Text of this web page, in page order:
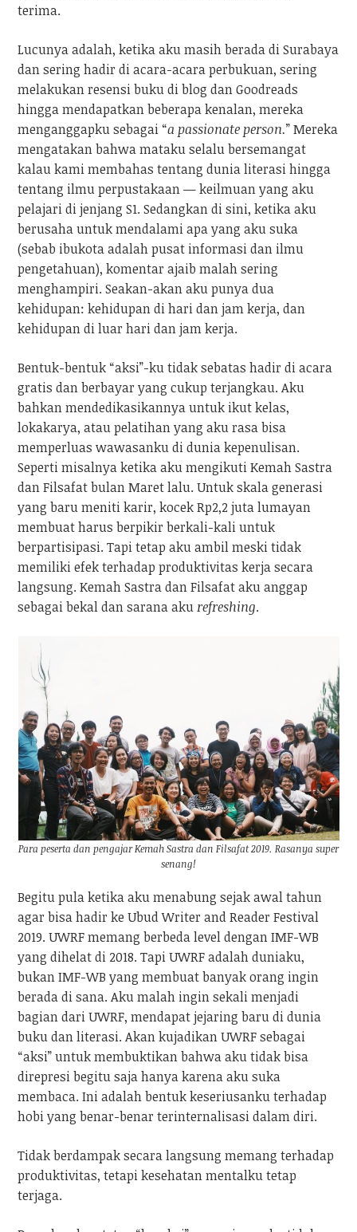
terima.
Lucunya adalah, ketika aku masih berada di Surabaya
dan sering hadir di acara-acara perbukuan, sering
melakukan resensi buku di blog dan Goodreads
hingga mendapatkan beberapa kenalan, mereka
menganggapku sebagai “a passionate person.” Mereka
mengatakan bahwa mataku selalu bersemangat
kalau kami membahas tentang dunia literasi hingga
tentang ilmu perpustakaan — keilmuan yang aku
pelajari di jenjang S1. Sedangkan di sini, ketika aku
berusaha untuk mendalami apa yang aku suka
(sebab ibukota adalah pusat informasi dan ilmu
pengetahuan), komentar ajaib malah sering
menghampiri. Seakan-akan aku punya dua
kehidupan: kehidupan di hari dan jam kerja, dan
kehidupan di luar hari dan jam kerja.
Bentuk-bentuk “aksi”-ku tidak sebatas hadir di acara
gratis dan berbayar yang cukup terjangkau. Aku
bahkan mendedikasikannya untuk ikut kelas,
lokakarya, atau pelatihan yang aku rasa bisa
memperluas wawasanku di dunia kepenulisan.
Seperti misalnya ketika aku mengikuti Kemah Sastra
dan Filsafat bulan Maret lalu. Untuk skala generasi
yang baru meniti karir, kocek Rp2,2 juta lumayan
membuat harus berpikir berkali-kali untuk
berpartisipasi. Tapi tetap aku ambil meski tidak
memiliki efek terhadap produktivitas kerja secara
langsung. Kemah Sastra dan Filsafat aku anggap
sebagai bekal dan sarana akurefreshing.
Para peserta dan pengajar Kemah Sastra dan Filsafat 2019. Rasanya super
senang!
Begitu pula ketika aku menabung sejak awal tahun
agar bisa hadir ke Ubud Writer and Reader Festival
2019. UWRF memang berbeda level dengan IMF-WB
yang dihelat di 2018. Tapi UWRF adalah duniaku,
bukan IMF-WB yang membuat banyak orang ingin
berada di sana. Aku malah ingin sekali menjadi
bagian dari UWRF, mendapat jejaring baru di dunia
buku dan literasi. Akan kujadikan UWRF sebagai
“aksi” untuk membuktikan bahwa aku tidak bisa
direpresi begitu saja hanya karena aku suka
membaca. Ini adalah bentuk keseriusanku terhadap
hobi yang benar-benar terinternalisasi dalam diri.
Tidak berdampak secara langsung memang terhadap
produktivitas, tetapi kesehatan mentalku tetap
terjaga.